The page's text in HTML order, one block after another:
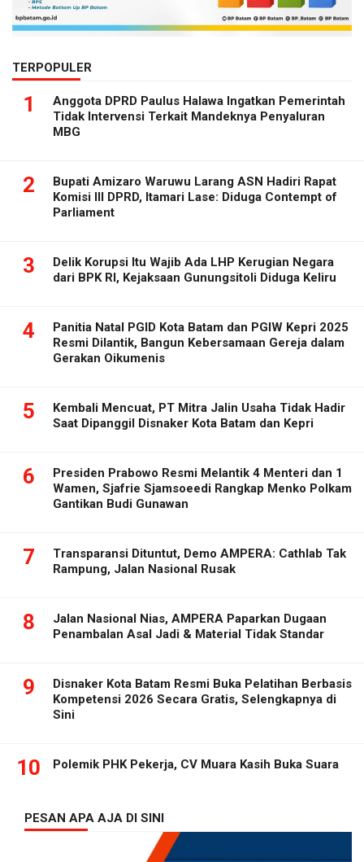
TERPOPULER
1
Anggota DPRD Paulus Halawa Ingatkan Pemerintah
Tidak Intervensi Terkait Mandeknya Penyaluran
MBG
2
Bupati Amizaro Waruwu Larang ASN Hadiri Rapat
Komisi III DPRD, Itamari Lase: Diduga Contempt of
Parliament
3
Delik Korupsi Itu Wajib Ada LHP Kerugian Negara
dari BPK RI, Kejaksaan Gunungsitoli Diduga Keliru
4
Panitia Natal PGID Kota Batam dan PGIW Kepri 2025
Resmi Dilantik, Bangun Kebersamaan Gereja dalam
Gerakan Oikumenis
5
Kembali Mencuat, PT Mitra Jalin Usaha Tidak Hadir
Saat Dipanggil Disnaker Kota Batam dan Kepri
6
Presiden Prabowo Resmi Melantik 4 Menteri dan 1
Wamen, Sjafrie Sjamsoeedi Rangkap Menko Polkam
Gantikan Budi Gunawan
7
Transparansi Dituntut, Demo AMPERA: Cathlab Tak
Rampung, Jalan Nasional Rusak
8
Jalan Nasional Nias, AMPERA Paparkan Dugaan
Penambalan Asal Jadi & Material Tidak Standar
9
Disnaker Kota Batam Resmi Buka Pelatihan Berbasis
Kompetensi 2026 Secara Gratis, Selengkapnya di
Sini
10 Polemik PHK Pekerja, CV Muara Kasih Buka Suara
PESAN APA AJA DI SINI